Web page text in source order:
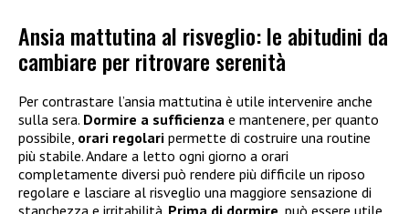
Ansia mattutina al risveglio: le abitudini da
cambiare per ritrovare serenità
Per contrastare l’ansia mattutina è utile intervenire anche
sulla sera. Dormire a sufficienza e mantenere, per quanto
possibile, orari regolari permette di costruire una routine
più stabile. Andare a letto ogni giorno a orari
completamente diversi può rendere più difficile un riposo
regolare e lasciare al risveglio una maggiore sensazione di
stanchezza e irritabilità. Prima di dormire , può essere utile